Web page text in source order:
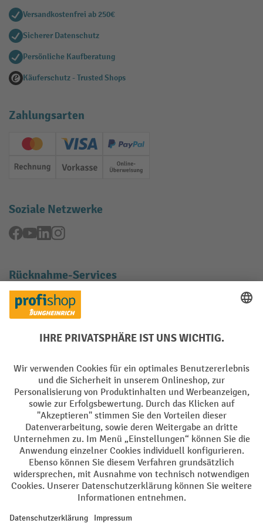
Versandkostenfrei ab 250€
Sicherer Datenschutz
Persönliche Kaufberatung
Käuferschutz - Trusted Shops
Zahlungsarten
Creditcard (Master)Creditcard (Visa)
PayPal
Rechnung Vorkasse Online-Überweisung
Soziale Netzwerke
Facebook
YouTubeLinkedInInstagram
Rücknahme-Services
Elektrogeräte Rückname
Batterie Rückname
Impressum Datenschutz
Barrierefreiheit Grounding Page Privacy Settings
Alle Preise exkl. gesetzl. Mehrwertsteuer zzgl.Versandkostenund ggf.
Nachnahmegebühren, wenn nicht anders angegeben.
¹ Der Rabatt gilt so lange der Vorrat reicht. Der Rabatt gilt nicht auf
oder Gutscheinen ist nicht möglich. | ² Der Rabatt wird einmalig bei